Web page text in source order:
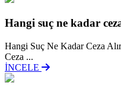
Hangi suç ne kadar
Hangi Suç Ne Kadar Ceza
Ceza ...
İNCELE